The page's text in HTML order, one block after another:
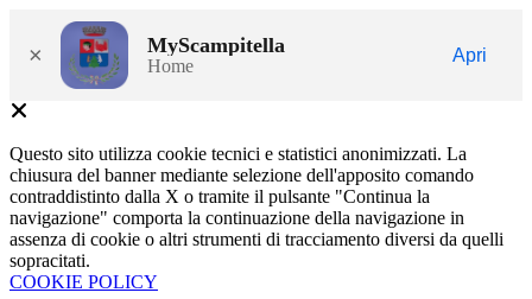
× MyScampitella
Home
Apri
Questo sito utilizza cookie tecnici e statistici anonimizzati. La
chiusura del banner mediante selezione dell'apposito comando
contraddistinto dalla X o tramite il pulsante "Continua la
navigazione" comporta la continuazione della navigazione in
assenza di cookie o altri strumenti di tracciamento diversi da quelli
sopracitati.
COOKIE POLICY